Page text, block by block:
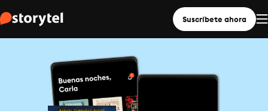
Suscríbete ahora